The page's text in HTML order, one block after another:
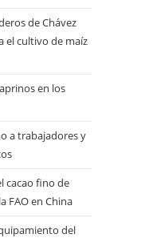
de Chávez
el cultivo de maíz
en los
a trabajadores y
cacao fino de
FAO en China
del